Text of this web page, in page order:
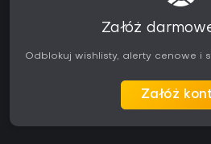
Załóż
Odblokuj wishlisty, alerty cenowe i
Załóż